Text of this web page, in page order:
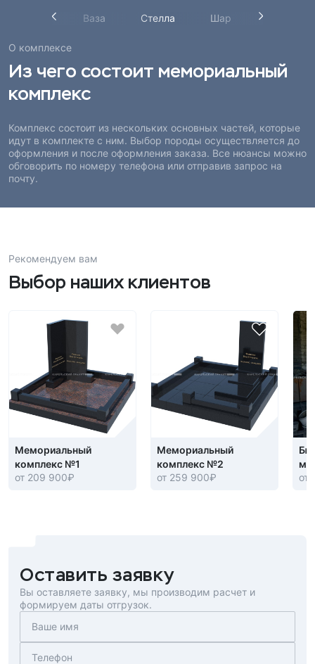
Ваза Стелла Шар
О комплексе
Из чего состоит мемориальный
комплекс
Комплекс состоит из нескольких основных частей, которые
идут в комплекте с ним. Выбор породы осуществляется до
оформления и после оформления заказа. Все нюансы можно
обговорить по номеру телефона или отправив запрос на
почту.
Рекомендуем вам
Выбор наших клиентов
Мемориальный
комплекс №1
от 209 900₽
Мемориальный
комплекс №2
от 259 900₽
от
Оставить заявку
Вы оставляете заявку, мы производим расчет и
формируем даты отгрузок.